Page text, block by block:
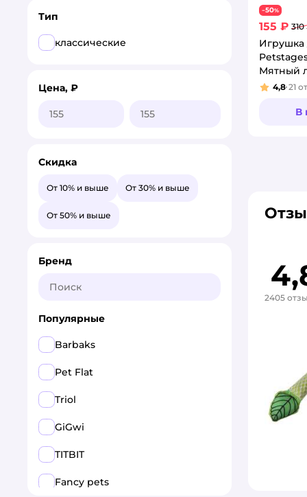
−50%
155 ₽ 310
Игрушка
Мятный
4,8 21
В
2405
Тип
классические
Цена, ₽
Скидка
От 10% и выше От 30% и выше
От 50% и выше
Бренд
Популярные
Barbaks
Pet Flat
Triol
GiGwi
TITBIT
Fancy pets